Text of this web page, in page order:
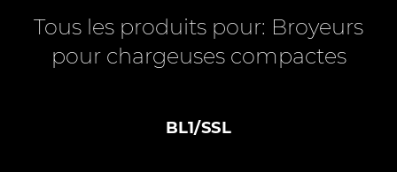
Tous les produits pour: Broyeurs
pour chargeuses compactes
BL1/SSL